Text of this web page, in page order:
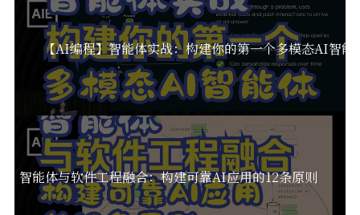
【AI编程】智能体实战：构建你的第一个多模态AI智能
】智能体与软件工程融合：构建可靠AI应用的12条原则